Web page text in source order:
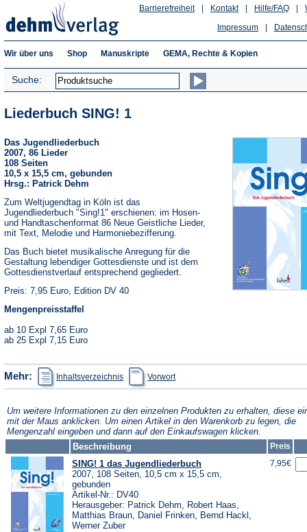
Hilfe/FAQ
Kontakt
Barrierefreiheit
Impressum
Wir über uns Shop Manuskripte GEMA, Rechte & Kopien
Suche:
Liederbuch SING! 1
Das Jugendliederbuch
2007, 86 Lieder
108 Seiten
10,5 x 15,5 cm, gebunden
Hrsg.: Patrick Dehm
Zum Weltjugendtag in Köln ist das
Jugendliederbuch "Sing!1" erschienen: im Hosen-
und Handtaschenformat 86 Neue Geistliche Lieder,
mit Text, Melodie und Harmoniebezifferung.
Das Buch bietet musikalische Anregung für die
Gestaltung lebendiger Gottesdienste und ist dem
Gottesdienstverlauf entsprechend gegliedert.
Preis: 7,95 Euro, Edition DV 40
Mengenpreisstaffel
ab 10 Expl 7,65 Euro
ab 25 Expl 7,15 Euro
Mehr: Inhaltsverzeichnis
(Öffnet
in
einem
Tab)
Vorwortin
einem
Tab)
Um weitere Informationen zu den einzelnen Produkten zu erhalten, diese
mit der Maus anklicken. Um einen Artikel in den Warenkorb zu legen, die
Mengenzahl eingeben und dann auf den Einkaufswagen klicken.
Beschreibung
Preis
SING! 1 das Jugendliederbuch
2007, 108 Seiten, 10,5 cm x 15,5 cm,
gebunden
Artikel-Nr.: DV40
Herausgeber: Patrick Dehm, Robert Haas,
Matthias Braun, Daniel Frinken, Bernd Hackl,
Werner Zuber
7,95€